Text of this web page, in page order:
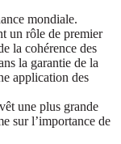
mondiale.
un rôle de premier
la cohérence des
la garantie de la
application des
une plus grande
sur l’importance de